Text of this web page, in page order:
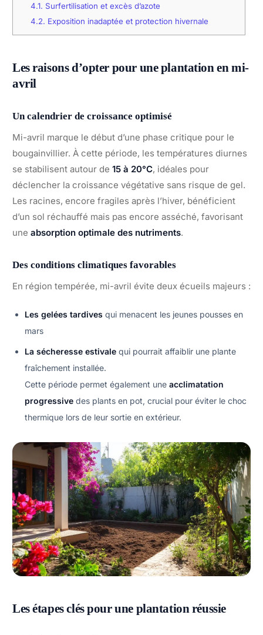
4.1. Surfertilisation et excès d’azote
4.2. Exposition inadaptée et protection hivernale
Les raisons d’opter pour une plantation en mi-
avril
Un calendrier de croissance optimisé
Mi-avril marque le début d’une phase critique pour le
bougainvillier. À cette période, les températures diurnes
se stabilisent autour de 15 à 20°C, idéales pour
déclencher la croissance végétative sans risque de gel.
Les racines, encore fragiles après l’hiver, bénéficient
d’un sol réchauffé mais pas encore asséché, favorisant
une absorption optimale des nutriments.
Des conditions climatiques favorables
En région tempérée, mi-avril évite deux écueils majeurs :
Les gelées tardives qui menacent les jeunes pousses en
mars
La sécheresse estivale qui pourrait affaiblir une plante
fraîchement installée.
Cette période permet également une acclimatation
progressive des plants en pot, crucial pour éviter le choc
thermique lors de leur sortie en extérieur.
Les étapes clés pour une plantation réussie